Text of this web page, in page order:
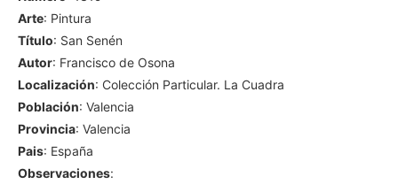
Arte: Pintura
Título: San Senén
Autor: Francisco de Osona
Localización: Colección Particular. La Cuadra
Población: Valencia
Provincia: Valencia
Pais: España
Observaciones: